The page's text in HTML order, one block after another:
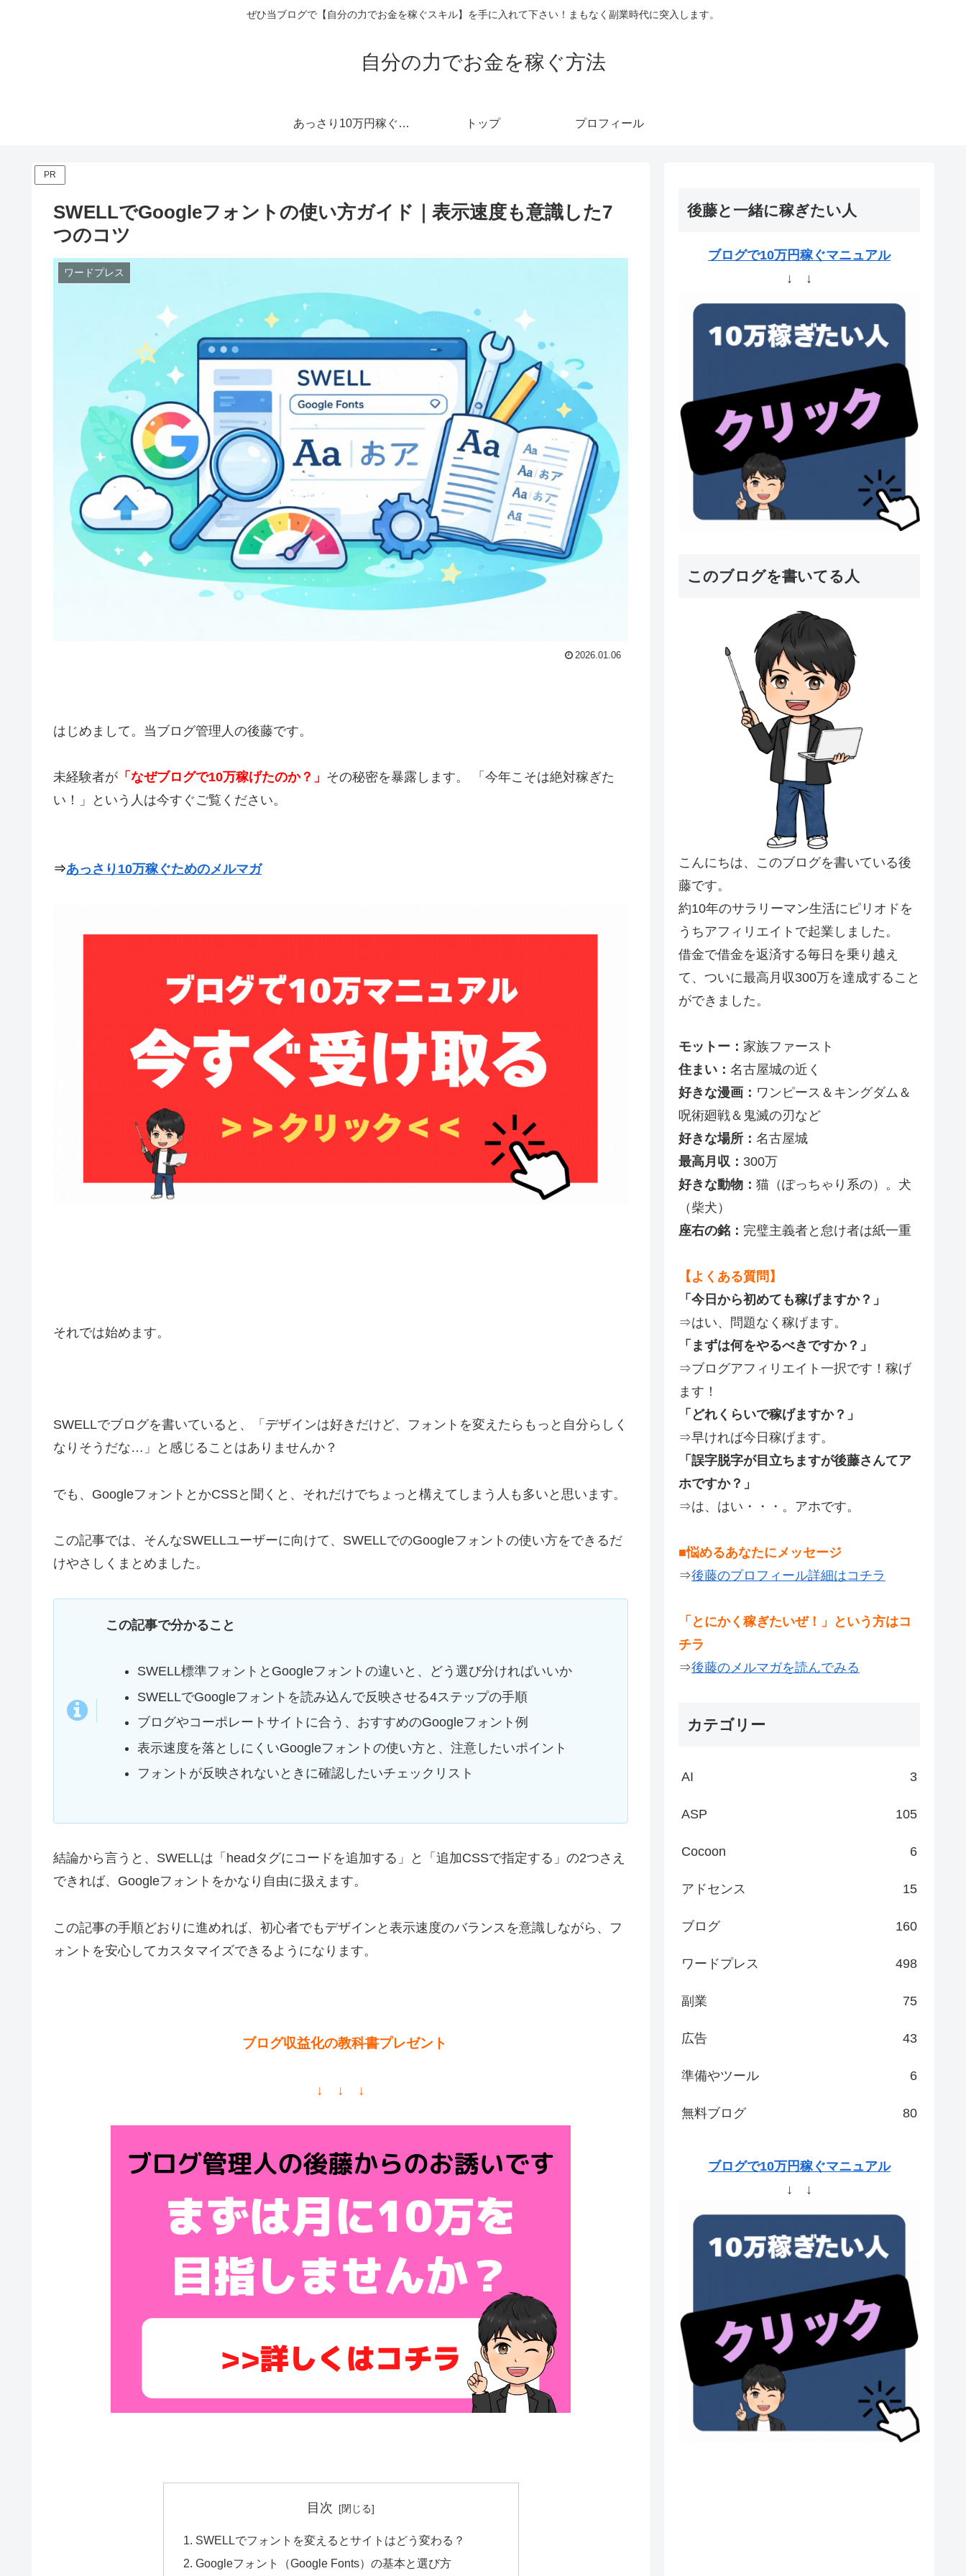
ぜひ当ブログで【自分の力でお金を稼ぐスキル】を手に入れて下さい！まもなく副業時代に突入します。
自分の力でお金を稼ぐ方法
あっさり10万円稼ぐメルマガ トップ プロフィール
PR
SWELLでGoogleフォントの使い方ガイド｜表示速度も意識した7
つのコツ
ワードプレス
2026.01.06
はじめまして。当ブログ管理人の後藤です。
未経験者が 「なぜブログで10万稼げたのか？」 その秘密を暴露します。 「今年こそは絶対稼ぎた
い！」という人は今すぐご覧ください。
⇒あっさり10万稼ぐためのメルマガ
それでは始めます。
SWELLでブログを書いていると、「デザインは好きだけど、フォントを変えたらもっと自分らしく
なりそうだな…」と感じることはありませんか？
でも、GoogleフォントとかCSSと聞くと、それだけでちょっと構えてしまう人も多いと思います。
この記事では、そんなSWELLユーザーに向けて、SWELLでのGoogleフォントの使い方をできるだ
けやさしくまとめました。
この記事で分かること
SWELL標準フォントとGoogleフォントの違いと、どう選び分ければいいか
SWELLでGoogleフォントを読み込んで反映させる4ステップの手順
ブログやコーポレートサイトに合う、おすすめのGoogleフォント例
表示速度を落としにくいGoogleフォントの使い方と、注意したいポイント
フォントが反映されないときに確認したいチェックリスト
結論から言うと、SWELLは「headタグにコードを追加する」と「追加CSSで指定する」の2つさえ
できれば、Googleフォントをかなり自由に扱えます。
この記事の手順どおりに進めれば、初心者でもデザインと表示速度のバランスを意識しながら、フ
ォントを安心してカスタマイズできるようになります。
ブログ収益化の教科書プレゼント
↓ ↓ ↓
目次
SWELLでフォントを変えるとサイトはどう変わる？
Googleフォント（Google Fonts）の基本と選び方
後藤と一緒に稼ぎたい人
ブログで10万円稼ぐマニュアル
↓ ↓
このブログを書いてる人
こんにちは、このブログを書いている後
藤です。
約10年のサラリーマン生活にピリオドを
うちアフィリエイトで起業しました。
借金で借金を返済する毎日を乗り越え
て、ついに最高月収300万を達成すること
ができました。
モットー： 家族ファースト
住まい： 名古屋城の近く
好きな漫画： ワンピース＆キングダム＆
呪術廻戦＆鬼滅の刃など
好きな場所： 名古屋城
最高月収： 300万
好きな動物： 猫（ぽっちゃり系の）。犬
（柴犬）
座右の銘： 完璧主義者と怠け者は紙一重
【よくある質問】
「今日から初めても稼げますか？」
⇒はい、問題なく稼げます。
「まずは何をやるべきですか？」
⇒ブログアフィリエイト一択です！稼げ
ます！
「どれくらいで稼げますか？」
⇒早ければ今日稼げます。
「誤字脱字が目立ちますが後藤さんてア
ホですか？」
⇒は、はい・・・。アホです。
■悩めるあなたにメッセージ
⇒後藤のプロフィール詳細はコチラ
「とにかく稼ぎたいぜ！」という方はコ
チラ
⇒後藤のメルマガを読んでみる
カテゴリー
AI 3
ASP 105
Cocoon 6
アドセンス 15
ブログ 160
ワードプレス 498
副業 75
広告 43
準備やツール 6
無料ブログ 80
ブログで10万円稼ぐマニュアル
↓ ↓